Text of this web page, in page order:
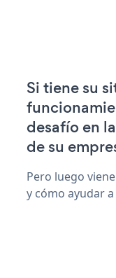
Si tiene su
desafío en
de su
Pero luego
y cómo ayudar